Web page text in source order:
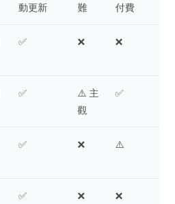
動更新
難
付費
✅ ❌ ❌
✅
⚠️ 主
觀
✅
✅ ❌ ⚠️
✅ ❌ ❌